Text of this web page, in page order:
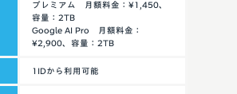
プレミアム 月額料金：¥1,450、
容量：2TB
Google AI Pro 月額料金：
¥2,900、容量：2TB
1IDから利用可能